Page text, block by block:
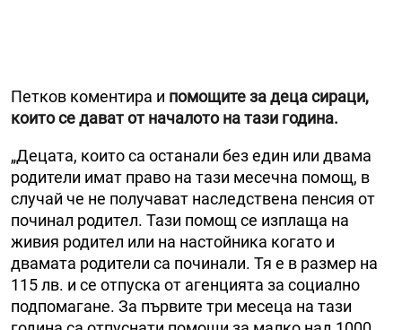
Петков коментира и помощите за деца сираци,
които се дават от началото на тази година.
„Децата, които са останали без един или двама
родители имат право на тази месечна помощ, в
случай че не получават наследствена пенсия от
починал родител. Тази помощ се изплаща на
живия родител или на настойника когато и
двамата родители са починали. Тя е в размер на
115 лв. и се отпуска от агенцията за социално
подпомагане. За първите три месеца на тази